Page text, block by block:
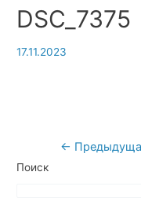
DSC_7375
17.11.2023
Навигация
по
←
Поиск